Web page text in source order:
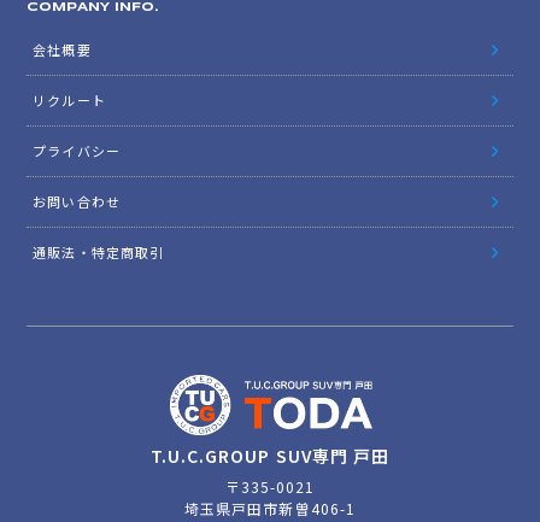
COMPANY INFO.
会社概要
リクルート
プライバシー
お問い合わせ
通販法・特定商取引
T.U.C.GROUP SUV専門 戸田
〒335-0021
埼玉県戸田市新曽406-1